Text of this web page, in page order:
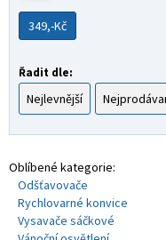
349,-Kč
Řadit dle:
Nejlevnější
Oblíbené kategorie:
Odšťavovače
Rychlovarné konvice
Vysavače sáčkové